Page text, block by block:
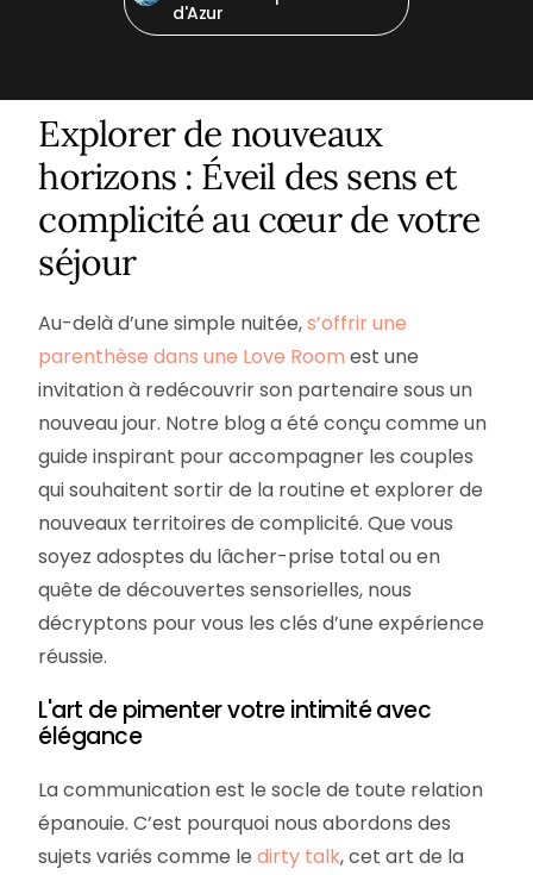
d'Azur
Explorer de nouveaux
horizons : Éveil des sens et
complicité au cœur de votre
séjour
Au-delà d’une simple nuitée,s’offrir une
parenthèse dans une Love Room est une
invitation à redécouvrir son partenaire sous un
nouveau jour. Notre blog a été conçu comme un
guide inspirant pour accompagner les couples
qui souhaitent sortir de la routine et explorer de
nouveaux territoires de complicité. Que vous
soyez adosptes du lâcher-prise total ou en
quête de découvertes sensorielles, nous
décryptons pour vous les clés d’une expérience
réussie.
L'art de pimenter votre intimité avec
élégance
La communication est le socle de toute relation
épanouie. C’est pourquoi nous abordons des
sujets variés comme ledirty talk, cet art de la